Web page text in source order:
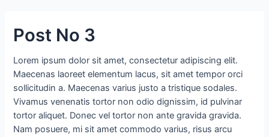
Post No 3
Lorem ipsum dolor sit amet, consectetur adipiscing elit.
Maecenas laoreet elementum lacus, sit amet tempor orci
sollicitudin a. Maecenas varius justo a tristique sodales.
Vivamus venenatis tortor non odio dignissim, id pulvinar
tortor aliquet. Donec vel tortor non ante gravida gravida.
Nam posuere, mi sit amet commodo varius, risus arcu